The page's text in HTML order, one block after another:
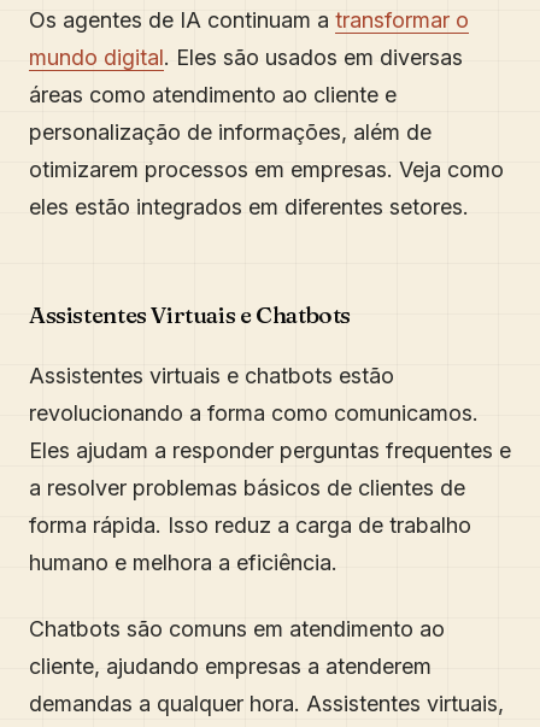
Os agentes de IA continuam a transformar o
mundo digital. Eles são usados em diversas
áreas como atendimento ao cliente e
personalização de informações, além de
otimizarem processos em empresas. Veja como
eles estão integrados em diferentes setores.
Assistentes Virtuais e Chatbots
Assistentes virtuais e chatbots estão
revolucionando a forma como comunicamos.
Eles ajudam a responder perguntas frequentes e
a resolver problemas básicos de clientes de
forma rápida. Isso reduz a carga de trabalho
humano e melhora a eficiência.
Chatbots são comuns em atendimento ao
cliente, ajudando empresas a atenderem
demandas a qualquer hora. Assistentes virtuais,